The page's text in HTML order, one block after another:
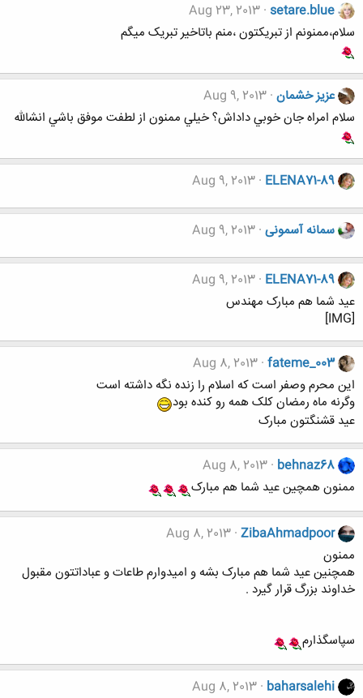
setare.blue
Aug 23, 2013
سلام،ممنونم از تبریکتون ،منم باتاخیر تبریک میگم
عزيز خشمان Aug 9, 2013
سلام امراه جان خوبي داداش؟ خيلي ممنون از لطفت موفق باشي انشالله
ELENA71-89
Aug 9, 2013
سمانه آسمونی Aug 9, 2013
ELENA71-89
Aug 9, 2013
عید شما هم مبارک مهندس
[IMG]
fateme_003
Aug 8, 2013
این محرم وصفر است که اسلام را زنده نگه داشته است
وگرنه ماه رمضان کلک همه رو کنده بود
عید قشنگتون مبارک
behnaz68
Aug 8, 2013
ممنون همچین عید شما هم مبارک
ZibaAhmadpoor
Aug 8, 2013
ممنون
همچنین عید شما هم مبارک بشه و امیدوارم طاعات و عباداتتون مقبول
خداوند بزرگ قرار گیرد .
سپاسگذارم
baharsalehi
Aug 8, 2013